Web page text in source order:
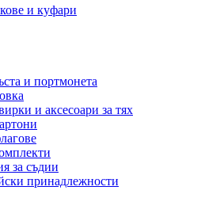
и куфари
и портмонета
и аксесоари за тях
за съдии
принадлежности